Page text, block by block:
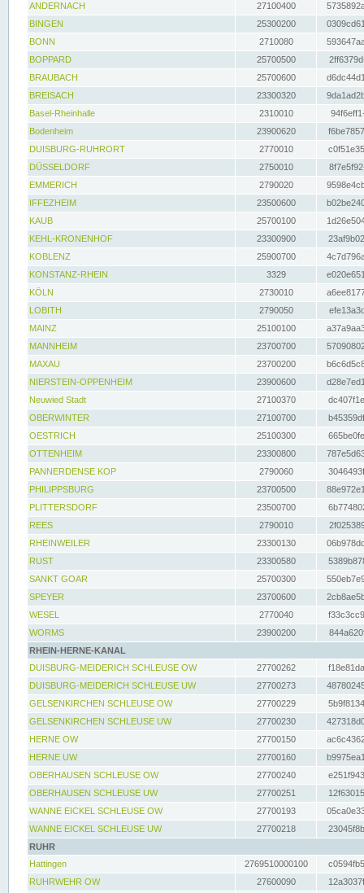
ANDERNACH
27100400
BINGEN
25300200
BONN
2710080
BOPPARD
25700500
BRAUBACH
25700600
BREISACH
23300320
Basel-Rheinhalle
2310010
Bodenheim
23900620
DUISBURG-RUHRORT
2770010
DÜSSELDORF
2750010
EMMERICH
2790020
IFFEZHEIM
23500600
KAUB
25700100
KEHL-KRONENHOF
23300900
KOBLENZ
25900700
KONSTANZ-RHEIN
3329
KÖLN
2730010
LOBITH
2790050
MAINZ
25100100
MANNHEIM
23700700
MAXAU
23700200
NIERSTEIN-OPPENHEIM
23900600
Neuwied Stadt
27100370
OBERWINTER
27100700
OESTRICH
25100300
OTTENHEIM
23300800
PANNERDENSE KOP
2790060
PHILIPPSBURG
23700500
PLITTERSDORF
23500700
REES
2790010
RHEINWEILER
23300130
RUST
23300580
SANKT GOAR
25700300
SPEYER
23700600
WESEL
2770040
WORMS
23900200
RHEIN-HERNE-KANAL
DUISBURG-MEIDERICH SCHLEUSE OW
27700262
DUISBURG-MEIDERICH SCHLEUSE UW
27700273
GELSENKIRCHEN SCHLEUSE OW
27700229
GELSENKIRCHEN SCHLEUSE UW
27700230
HERNE OW
27700150
HERNE UW
27700160
OBERHAUSEN SCHLEUSE OW
27700240
OBERHAUSEN SCHLEUSE UW
27700251
WANNE EICKEL SCHLEUSE OW
27700193
WANNE EICKEL SCHLEUSE UW
27700218
RUHR
Hattingen
2769510000100
RUHRWEHR OW
27600090